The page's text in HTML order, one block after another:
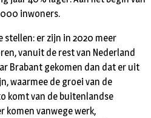
inwoners.
stellen: er zijn in 2020 meer
vanuit de rest van Nederland
Brabant gekomen dan dat er uit
waarmee de groei van de
komt van de buitenlandse
komen vanwege werk,